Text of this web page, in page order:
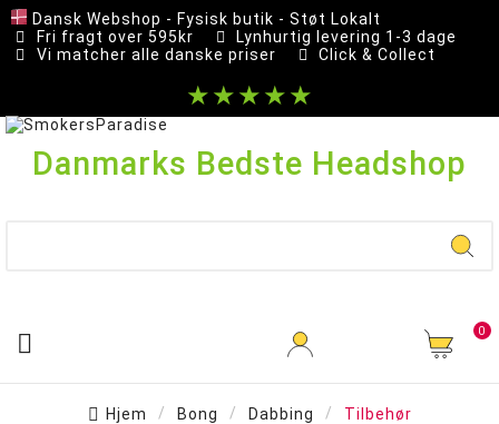
Dansk Webshop - Fysisk butik - Støt Lokalt
Fri fragt over 595kr
Lynhurtig levering 1-3 dage
Vi matcher alle danske priser
Click & Collect
★★★★★
Danmarks Bedste Headshop
 0
Hjem Bong Dabbing Tilbehør